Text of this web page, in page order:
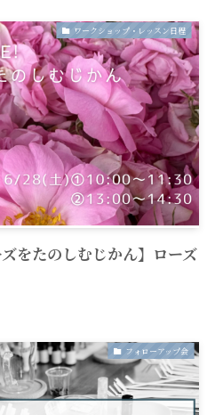
ワークショップ・レッスン日程
をたのしむじかん】ローズ
フォローアップ会